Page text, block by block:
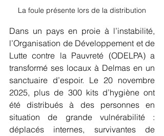
La foule présente lors de la distribution
Dans un pays en proie à l’instabilité,
l’Organisation de Développement et de
Lutte contre la Pauvreté (ODELPA) a
transformé ses locaux à Delmas en un
sanctuaire d’espoir. Le 20 novembre
2025, plus de 300 kits d’hygiène ont
été distribués à des personnes en
situation de grande vulnérabilité :
déplacés internes, survivantes de